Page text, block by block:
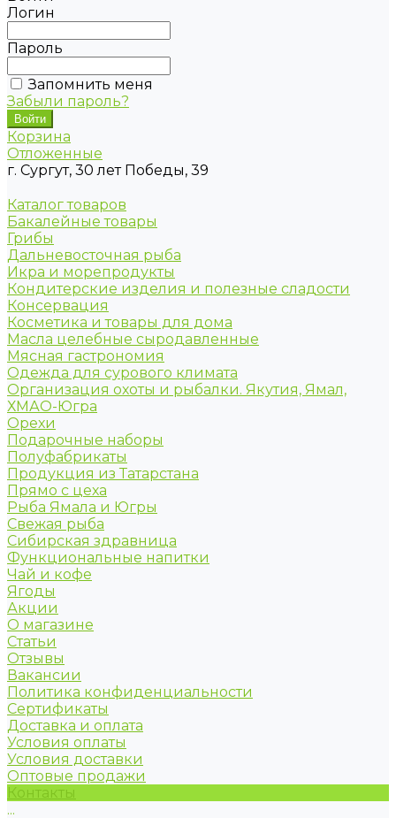
Логин
Пароль
Запомнить меня
Забыли пароль?
Корзина
Отложенные
г. Сургут, 30 лет Победы, 39
Каталог товаров
Бакалейные товары
Грибы
Дальневосточная рыба
Икра и морепродукты
Кондитерские изделия и полезные сладости
Консервация
Косметика и товары для дома
Масла целебные сыродавленные
Мясная гастрономия
Одежда для сурового климата
Организация охоты и рыбалки. Якутия, Ямал,
ХМАО-Югра
Орехи
Подарочные наборы
Полуфабрикаты
Продукция из Татарстана
Прямо с цеха
Рыба Ямала и Югры
Свежая рыба
Сибирская здравница
Функциональные напитки
Чай и кофе
Ягоды
Акции
О магазине
Статьи
Отзывы
Вакансии
Политика конфиденциальности
Сертификаты
Доставка и оплата
Условия оплаты
Условия доставки
Оптовые продажи
Контакты
...